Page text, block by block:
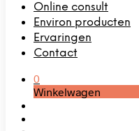
Online consult
Environ producten
Ervaringen
Contact
0
Winkelwagen